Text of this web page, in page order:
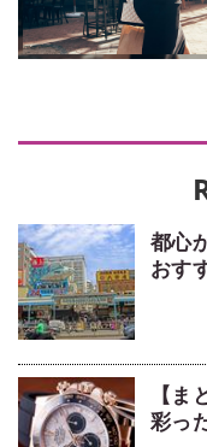
都心
おす
【
彩っ